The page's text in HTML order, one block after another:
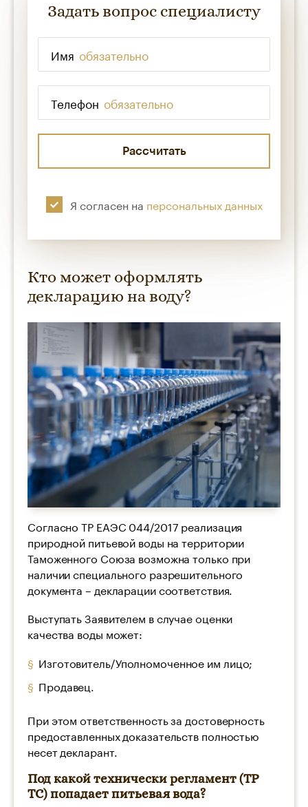
Задать вопрос специалисту
Имя *
Телефон *
Я согласен на персональных данных
Кто может оформлять
декларацию на воду?
Согласно ТР ЕАЭС 044/2017 реализация
природной питьевой воды на территории
Таможенного Союза возможна только при
наличии специального разрешительного
документа – декларации соответствия.
Выступать Заявителем в случае оценки
качества воды может:
Изготовитель/Уполномоченное им лицо;
Продавец.
При этом ответственность за достоверность
предоставленных доказательств полностью
несет декларант.
Под какой технически регламент (ТР
ТС) попадает питьевая вода?